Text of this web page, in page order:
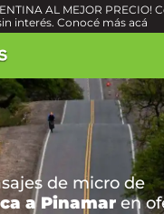
AL MEJOR PRECIO!
interés. Conocé más acá
de micro de
a Pinamar en